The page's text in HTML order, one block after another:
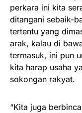
perkara ini kita
ditangani sebaik-
tertentu yang
arak, kalau di
termasuk, ini pun
kita harap usaha
sokongan rakyat.
“Kita juga